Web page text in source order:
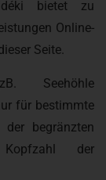
bietet zu
Online-
Seite.
Seehöhle
für bestimmte
begränzten
der